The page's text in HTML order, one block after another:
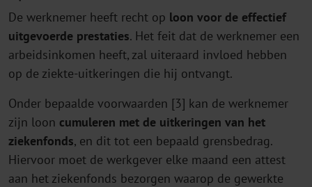
De werknemer heeft recht op loon voor de effectief
uitgevoerde prestaties. Het feit dat de werknemer een
arbeidsinkomen heeft, zal uiteraard invloed hebben
op de ziekte-uitkeringen die hij ontvangt.
Onder bepaalde voorwaarden [3] kan de werknemer
zijn loon cumuleren met de uitkeringen van het
ziekenfonds, en dit tot een bepaald grensbedrag.
Hiervoor moet de werkgever elke maand een attest
aan het ziekenfonds bezorgen waarop de gewerkte